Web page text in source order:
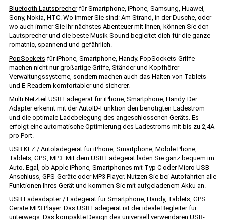
Bluetooth Lautsprecherfür Smartphone, iPhone, Samsung, Huawei,
Sony, Nokia, HTC. Wo immer Sie sind: Am Strand, in der Dusche, oder
wo auch immer Sie Ihr nächstes Abenteuer mit Ihnen, können Sie den
Lautsprecher und die beste Musik Sound begleitet dich für die ganze
romatnic, spannend und gefährlich.
PopSockets für iPhone, Smartphone, Handy. PopSockets-Griffe
machen nicht nur großartige Griffe, Ständer und Kopfhörer-
Verwaltungssysteme, sondern machen auch das Halten von Tablets
und E-Readern komfortabler und sicherer.
Multi Netzteil USB Ladegerät für iPhone, Smartphone, Handy. Der
Adapter erkennt mit der AutoID-Funktion den benötigten Ladestrom
und die optimale Ladebelegung des angeschlossenen Geräts. Es
erfolgt eine automatische Optimierung des Ladestroms mit bis zu 2,4A
pro Port.
USB KFZ / Autoladegerät für iPhone, Smartphone, Mobile Phone,
Tablets, GPS, MP3. Mit dem USB Ladegerät laden Sie ganz bequem im
Auto. Egal, ob Apple iPhone, Smartphones mit Typ C oder Micro USB-
Anschluss, GPS-Geräte oder MP3 Player. Nutzen Sie bei Autofahrten alle
Funktionen Ihres Gerät und kommen Sie mit aufgeladenem Akku an.
USB Ladeadapter / Ladegerät für Smartphone, Handy, Tablets, GPS
Geräte MP3 Player. Das USB Ladegerät ist der ideale Begleiter für
unterwegs. Das kompakte Design des universell verwendaren USB-